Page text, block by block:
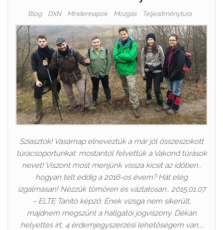
Blog DXN Mindennapok Mozgás Teljesítménytúra
Sziasztok! Vasárnap elneveztük a már jól összeszokott
túracsoportunkat: mostantól felvettük a Vakond túrások
nevet! Viszont most menjünk vissza kicsit az időben..
hogyan telt eddig a 2016-os évem? Hát elég
izgalmasan! Nézzük tömören és vázlatosan.. 2015.01.07
– ELTE Tanító képző: Ének vizsga nem sikerült,
majdnem megszűnt a hallgatói jogviszony. Dékán
helyettes írt, 4 érdemjegyszerzési lehetőségem van,…